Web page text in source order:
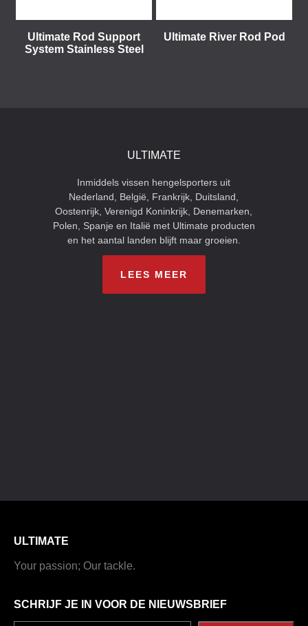
Ultimate Rod Support
System Stainless Steel
Ultimate River Rod Pod
ULTIMATE
Inmiddels vissen hengelsporters uit
Nederland, België, Frankrijk, Duitsland,
Oostenrijk, Verenigd Koninkrijk, Denemarken,
Polen, Spanje en Italië met Ultimate producten
en het aantal landen blijft maar groeien.
LEES MEER
ULTIMATE
Your passion; Our tackle.
SCHRIJF JE IN VOOR DE NIEUWSBRIEF